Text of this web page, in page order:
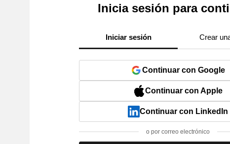
Inicia sesión para
Iniciar sesión Crear
Continuar con Google
Continuar con Apple
Continuar con LinkedIn
o por correo electrónico